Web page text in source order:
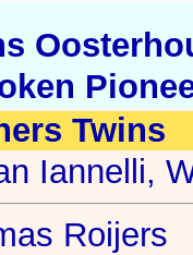
Twins
Iannelli,
Roijers